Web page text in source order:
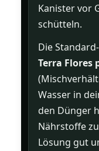
Kanister vor
schütteln.
Die
Terra Flores
Wasser in
den Dünger
Nährstoffe
Lösung gut